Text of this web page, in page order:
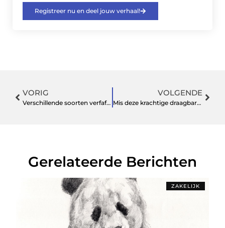
Registreer nu en deel jouw verhaal!
VORIG
Verschillende soorten verfafwerkingen ontdekken
VOLGENDE
Mis deze krachtige draagbare energiecentrales voor buiten en thuisgebruik niet
Gerelateerde Berichten
ZAKELIJK